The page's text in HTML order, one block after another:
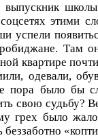
выпускник
этими
успели
Там
квартире
одевали,
пора было бы
свою судьбу?
грех было